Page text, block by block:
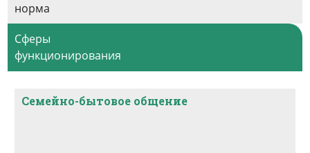
норма
Сферы
функционирования
Семейно-бытовое общение